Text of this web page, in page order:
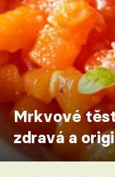
Mrkvové
zdravá a